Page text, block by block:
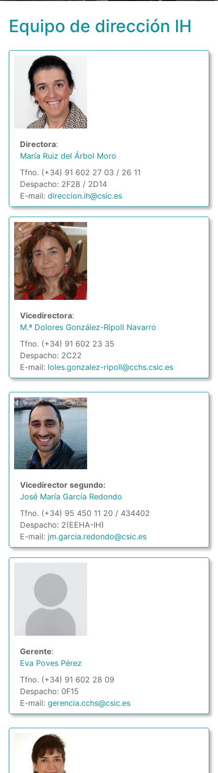
Equipo de dirección IH
Directora:
María Ruiz del Árbol Moro
Tfno. (+34) 91 602 27 03 / 26 11
Despacho: 2F28 / 2D14
E-mail: direccion.ih@csic.es
Vicedirectora:
M.ª Dolores González-Ripoll Navarro
Tfno. (+34) 91 602 23 35
Despacho: 2C22
E-mail: loles.gonzalez-ripoll@cchs.csic.es
Vicedirector segundo:
José María García Redondo
Tfno. (+34) 95 450 11 20 / 434402
Despacho: 2(EEHA-IH)
E-mail: jm.garcia.redondo@csic.es
Gerente:
Eva Poves Pérez
Tfno. (+34) 91 602 28 09
Despacho: 0F15
E-mail: gerencia.cchs@csic.es